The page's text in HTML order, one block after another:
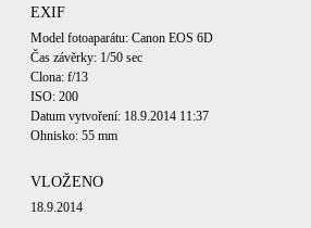
EXIF
Model fotoaparátu: Canon EOS 6D
Čas závěrky: 1/50 sec
Clona: f/13
ISO: 200
Datum vytvoření: 18.9.2014 11:37
Ohnisko: 55 mm
VLOŽENO
18.9.2014